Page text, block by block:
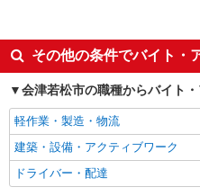
英語が活かせる
日払い
交通費支給
社員登用あり
その他の条件でバイト・
会津若松市の職種からバイト
軽作業・製造・物流
建築・設備・アクティブワーク
ドライバー・配達